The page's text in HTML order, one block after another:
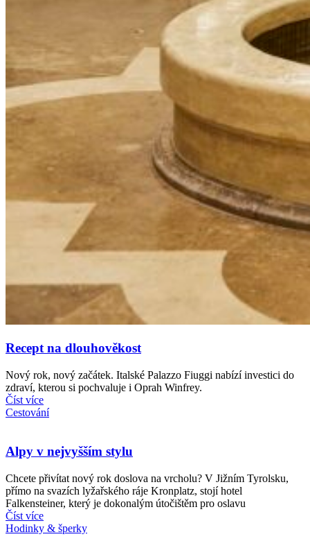
Recept na dlouhověkost
Nový rok, nový začátek. Italské Palazzo Fiuggi nabízí investici do
zdraví, kterou si pochvaluje i Oprah Winfrey.
Číst více
Cestování
Alpy v nejvyšším stylu
Chcete přivítat nový rok doslova na vrcholu? V Jižním Tyrolsku,
přímo na svazích lyžařského ráje Kronplatz, stojí hotel
Falkensteiner, který je dokonalým útočištěm pro oslavu
Číst více
Hodinky & šperky